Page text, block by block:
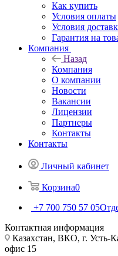
Как купить
Условия оплаты
Условия
Гарантия на
Компания
Назад
Компания
О компании
Новости
Вакансии
Лицензии
Партнеры
Контакты
Контакты
Личный кабинет
Корзина0
+7 700 750 57 05
Контактная информация
Казахстан, ВКО, г. Усть-
офис 15